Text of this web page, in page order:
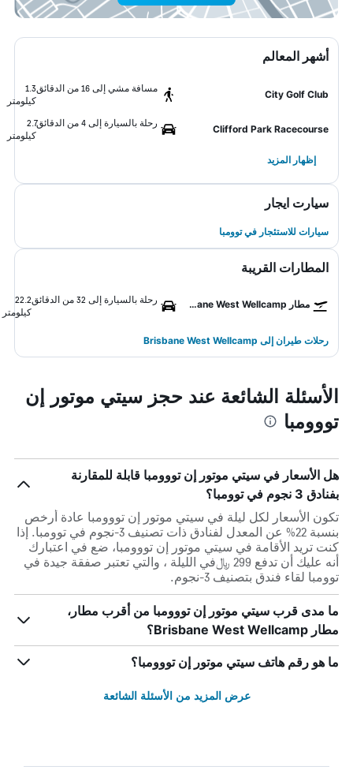
أشهر المعالم
City Golf Club
مسافة مشي إلى 16 من الدقائق
1.3
كيلومتر
Clifford Park Racecourse
رحلة بالسيارة إلى 4 من الدقائق
2.7
كيلومتر
إظهار المزيد
سيارت ايجار
سيارات للاستئجار في توومبا
المطارات القريبة
مطار Brisbane West Wellcamp رحلة بالسيارة إلى 32 من الدقائق
22.2
كيلومتر
رحلات طيران إلى Brisbane West Wellcamp
الأسئلة الشائعة عند حجز سيتي موتور إن
تووومبا
هل الأسعار في سيتي موتور إن تووومبا قابلة للمقارنة
بفنادق 3 نجوم في توومبا؟
تكون الأسعار لكل ليلة في سيتي موتور إن تووومبا عادة أرخص
بنسبة 22% عن المعدل لفنادق ذات تصنيف 3-نجوم في توومبا. إذا
كنت تريد الأقامة في سيتي موتور إن تووومبا، ضع في اعتبارك
أنه عليك أن تدفع 299 ﷼في الليلة ، والتي تعتبر صفقة جيدة في
توومبا لقاء فندق بتصنيف 3-نجوم.
ما مدى قرب سيتي موتور إن تووومبا من أقرب مطار،
مطار Brisbane West Wellcamp؟
ما هو رقم هاتف سيتي موتور إن تووومبا؟
عرض المزيد من الأسئلة الشائعة